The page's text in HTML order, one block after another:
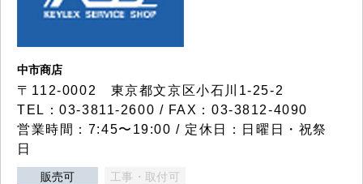
中市商店
〒112-0002 東京都文京区小石川1-25-2
TEL：03-3811-2600 / FAX：03-3812-4090
営業時間：7:45〜19:00 / 定休日：日曜日・祝祭
日
販売可 工事・取付可